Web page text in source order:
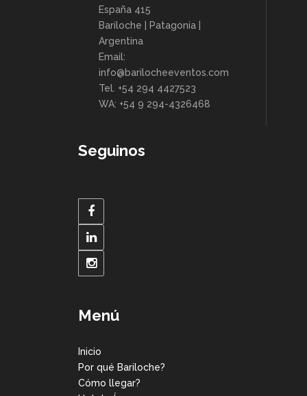
España 415
Bariloche | Patagonia |
Argentina
Email:
info@barilocheeventos.com
Tel. +54 294 4427523
WA: +54 9 294-4326468
Seguinos
Menú
Inicio
Por qué Bariloche?
Cómo llegar?